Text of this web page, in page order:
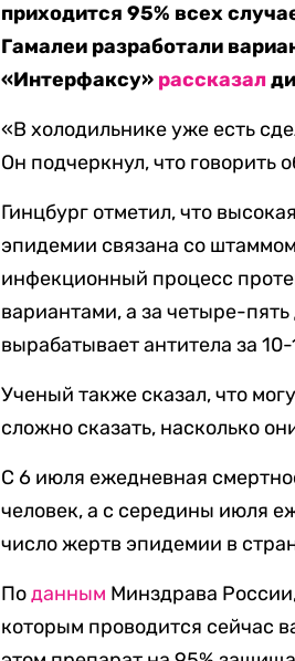
приходится 95% всех
Гамалеи разработали
«Интерфаксу» рассказал
«В холодильнике уже есть
Он подчеркнул, что говорить
Гинцбург отметил, что
эпидемии связана со
инфекционный процесс
вариантами, а за четыре-
вырабатывает антитела за
Ученый также сказал, что
сложно сказать, насколько
С 6 июля ежедневная
человек, а с середины июля
число жертв эпидемии в
Поданным Минздрава
которым проводится сейчас